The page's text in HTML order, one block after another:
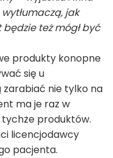
jak
też mógł być
produkty konopne
się u
zarabiać nie tylko na
ma je raz w
produktów.
licencjodawcy
pacjenta.